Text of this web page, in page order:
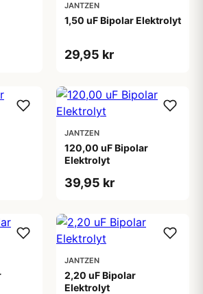
JANTZEN
1,50 uF Bipolar Elektrolyt
29,95 kr
JANTZEN
120,00 uF Bipolar
Elektrolyt
39,95 kr
JANTZEN
2,20 uF Bipolar
Elektrolyt